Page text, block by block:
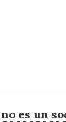
es un